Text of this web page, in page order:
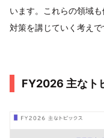
います。これらの領域
対策を講じていく考えで
FY2026 主なト